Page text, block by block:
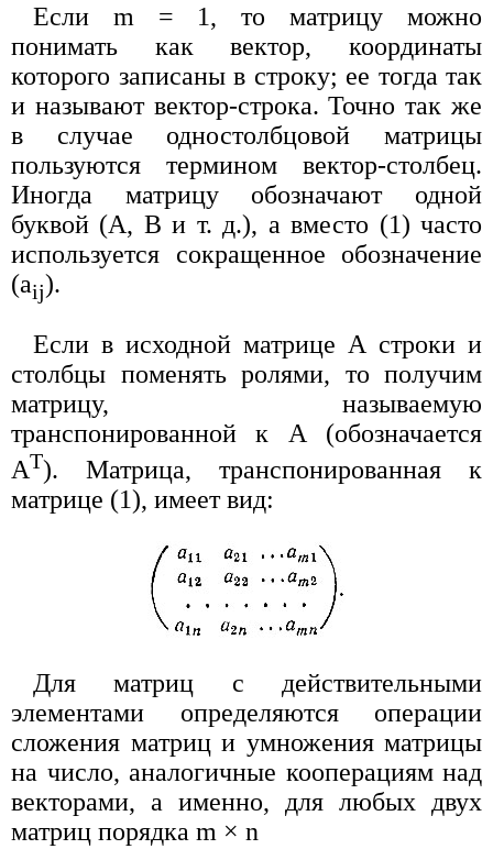
Если m = 1, то матрицу можно
понимать как вектор, координаты
которого записаны в строку; ее тогда так
и называют вектор-строка. Точно так же
в случае одностолбцовой матрицы
пользуются термином вектор-столбец.
Иногда матрицу обозначают одной
буквой (А, В и т. д.), а вместо (1) часто
используется сокращенное обозначение
(aij).
Если в исходной матрице А строки и
столбцы поменять ролями, то получим
матрицу, называемую
транспонированной к А (обозначается
AT). Матрица, транспонированная к
матрице (1), имеет вид:
Для матриц с действительными
элементами определяются операции
сложения матриц и умножения матрицы
на число, аналогичные кооперациям над
векторами, а именно, для любых двух
матриц порядка m × n